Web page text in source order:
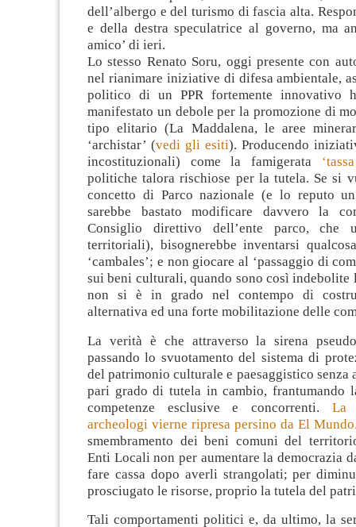
dell’albergo e del turismo di fascia alta.
e della destra speculatrice al governo, ma
amico’ di ieri.
Lo stesso Renato Soru, oggi presente con
nel rianimare iniziative di difesa ambientale,
politico di un PPR fortemente innovativo
manifestato un debole per la promozione di
tipo elitario (La Maddalena, le aree
‘archistar’ (vedi gli esiti). Producendo
incostituzionali) come la famigerata
politiche talora rischiose per la tutela. Se si
concetto di Parco nazionale (e lo reputo
sarebbe bastato modificare davvero la
Consiglio direttivo dell’ente parco,
territoriali), bisognerebbe inventarsi
‘cambales’; e non giocare al ‘passaggio di
sui beni culturali, quando sono così indebolite
non si è in grado nel contempo di
alternativa ed una forte mobilitazione delle
La verità è che attraverso la sirena
passando lo svuotamento del sistema di
del patrimonio culturale e paesaggistico senza
pari grado di tutela in cambio, frantumando
competenze esclusive e concorrenti. La
archeologi vierne ripresa persino da El
smembramento dei beni comuni del
Enti Locali non per aumentare la democrazia
fare cassa dopo averli strangolati; per
prosciugato le risorse, proprio la tutela del
Tali comportamenti politici e, da ultimo, la